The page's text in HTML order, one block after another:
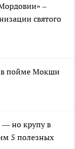
–
святого
в пойме Мокши
— но крупу в
5 полезных